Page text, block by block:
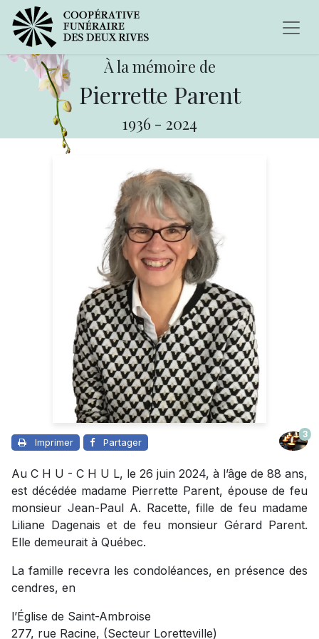
À la mémoire de
Pierrette Parent
1936 - 2024
Imprimer Partager
3
Au C H U - C H U L, le 26 juin 2024, à l’âge de 88 ans,
est décédée madame Pierrette Parent, épouse de feu
monsieur Jean-Paul A. Racette, fille de feu madame
Liliane Dagenais et de feu monsieur Gérard Parent.
Elle demeurait à Québec.
La famille recevra les condoléances, en présence des
cendres, en
l’Église de Saint-Ambroise
277, rue Racine, (Secteur Loretteville)